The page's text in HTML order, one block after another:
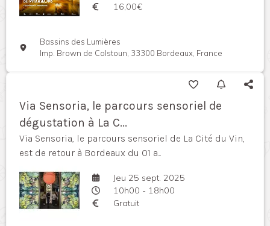
16,00€
Bassins des Lumières
Imp. Brown de Colstoun, 33300 Bordeaux, France
Via Sensoria, le parcours sensoriel de
dégustation à La C...
Via Sensoria, le parcours sensoriel de La Cité du Vin,
est de retour à Bordeaux du 01 a...
Jeu 25 sept. 2025
10h00 - 18h00
Gratuit